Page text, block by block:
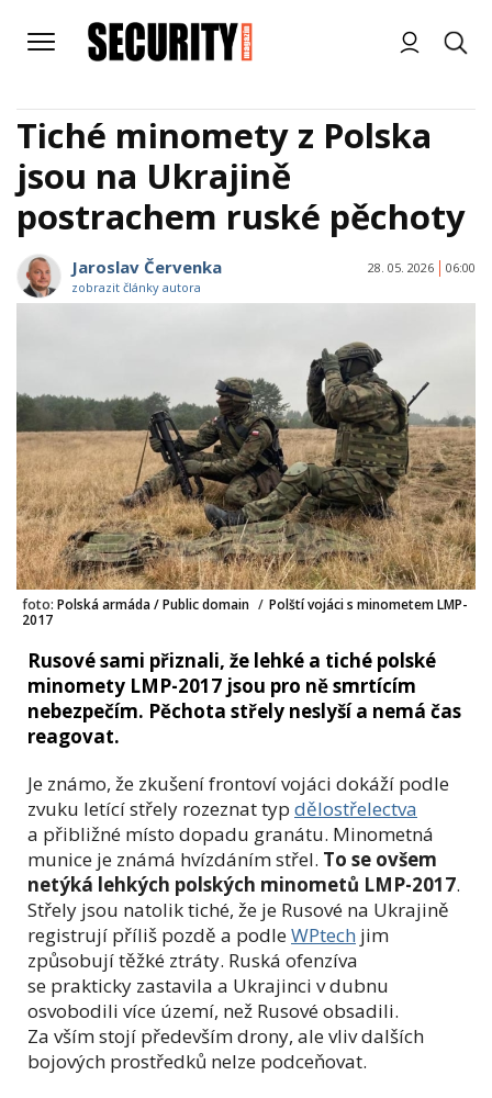
Tiché minomety z Polska
jsou na Ukrajině
postrachem ruské pěchoty
Jaroslav Červenka
zobrazit články autora
28. 05. 2026 06:00
foto: Polská armáda / Public domain / Polští vojáci s minometem LMP-
2017
Rusové sami přiznali, že lehké a tiché polské
minomety LMP-2017 jsou pro ně smrtícím
nebezpečím. Pěchota střely neslyší a nemá čas
reagovat.
Je známo, že zkušení frontoví vojáci dokáží podle
zvuku letící střely rozeznat typ dělostřelectva
a přibližné místo dopadu granátu. Minometná
munice je známá hvízdáním střel. To se ovšem
netýká lehkých polských minometů LMP-2017.
Střely jsou natolik tiché, že je Rusové na Ukrajině
registrují příliš pozdě a podleWPtech jim
způsobují těžké ztráty. Ruská ofenzíva
se prakticky zastavila a Ukrajinci v dubnu
osvobodili více území, než Rusové obsadili.
Za vším stojí především drony, ale vliv dalších
bojových prostředků nelze podceňovat.